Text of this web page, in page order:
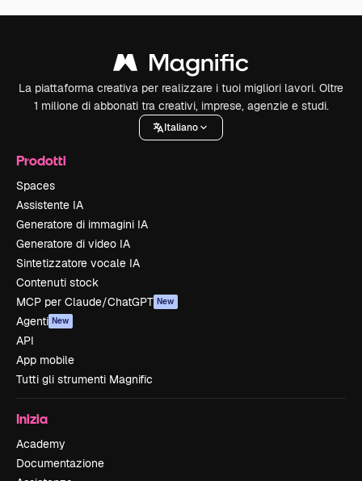
La piattaforma creativa per realizzare i tuoi migliori lavori. Oltre
1 milione di abbonati tra creativi, imprese, agenzie e studi.
Italiano
Prodotti
Spaces
Assistente IA
Generatore di immagini IA
Generatore di video IA
Sintetizzatore vocale IA
Contenuti stock
MCP per Claude/ChatGPT New
Agenti New
API
App mobile
Tutti gli strumenti Magnific
Inizia
Academy
Documentazione